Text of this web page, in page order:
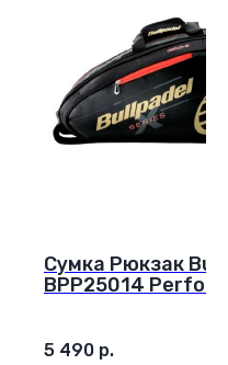
Сумка Рюкзак
BPP25014
5 490 р.